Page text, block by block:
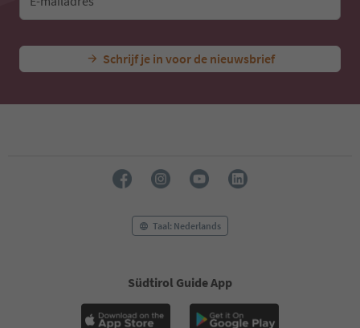
Schrijf je in voor de nieuwsbrief
Taal: Nederlands
Südtirol Guide App